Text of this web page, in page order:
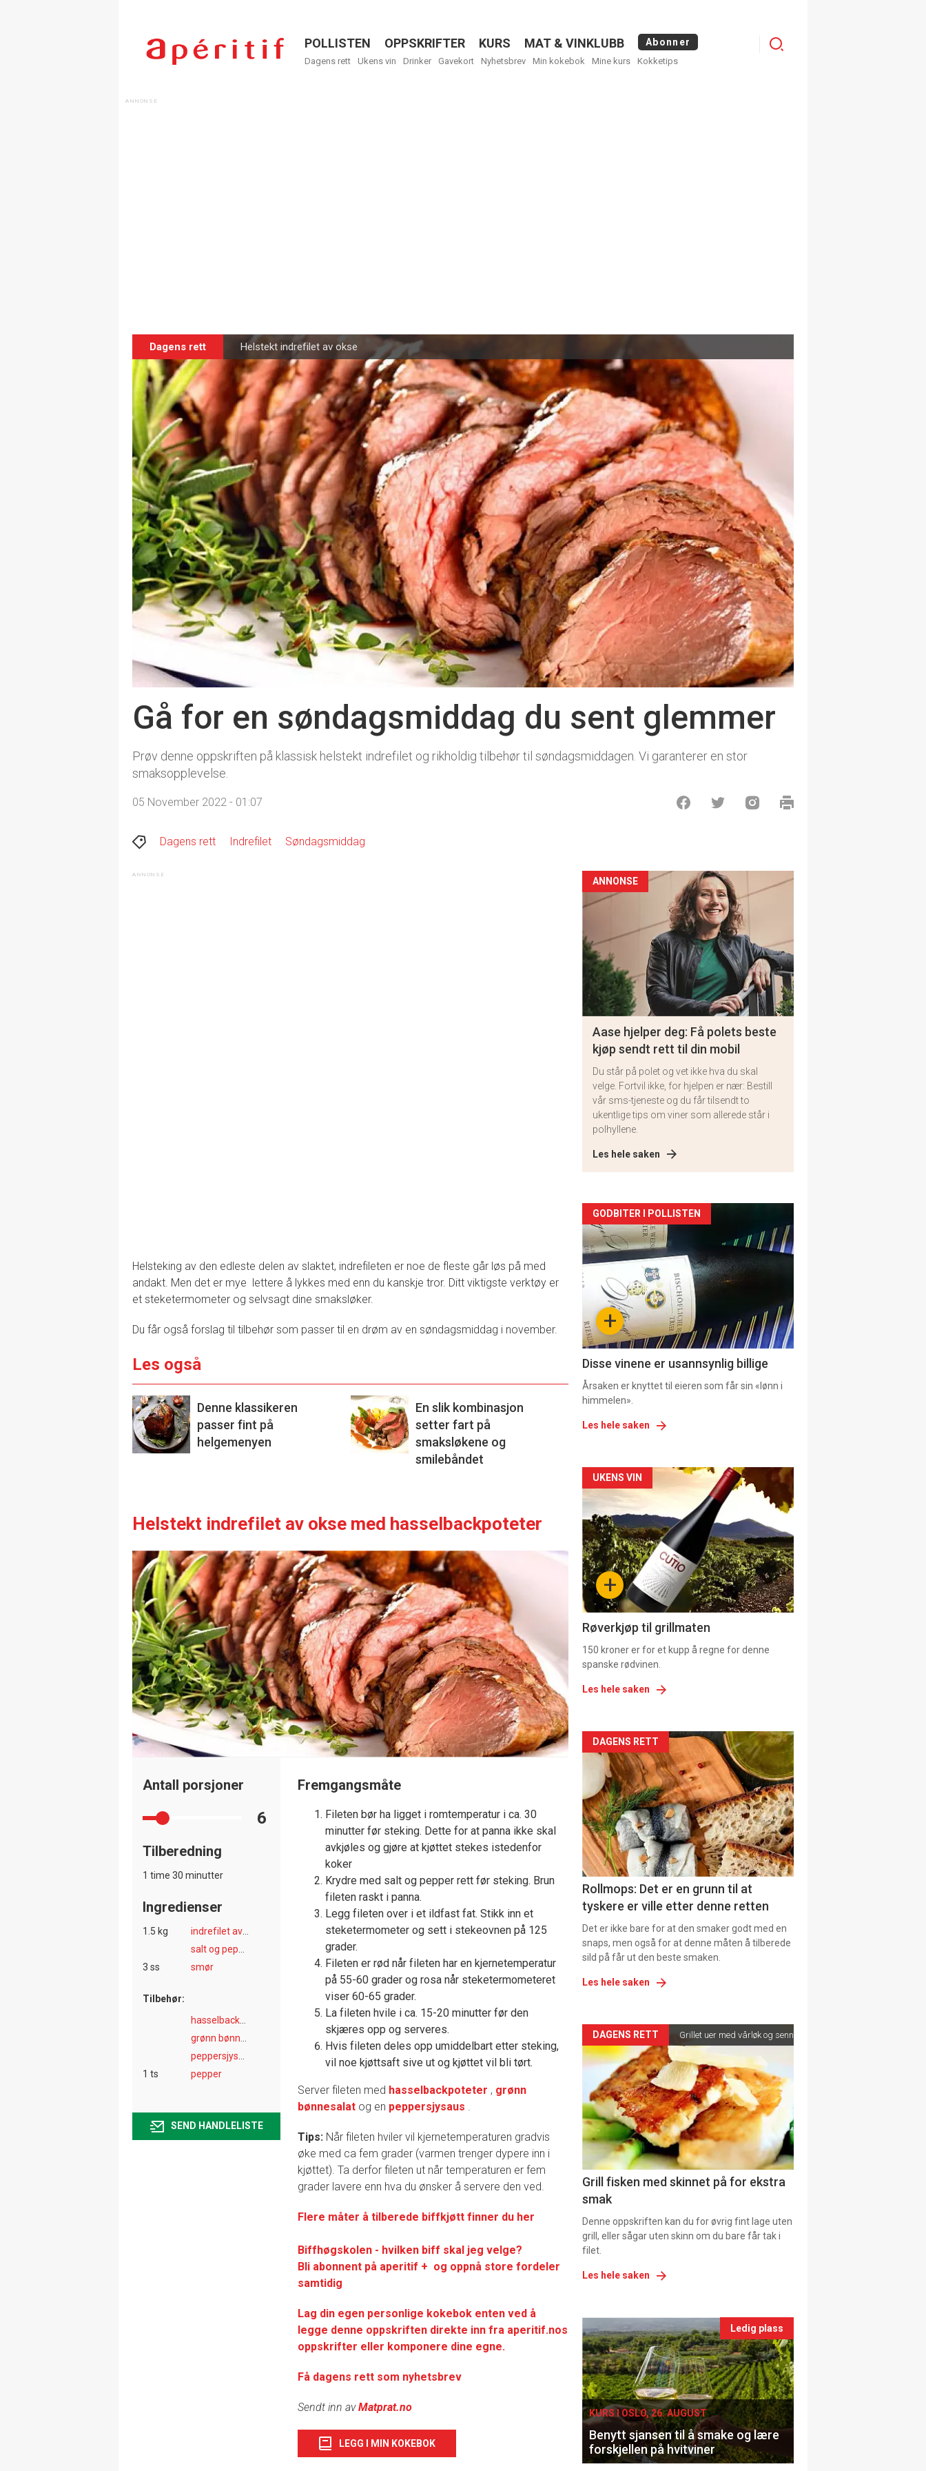
Menu
POLLISTEN OPPSKRIFTER KURS MAT & VINKLUBB Abonner
Dagens rett Ukens vin Drinker Gavekort Nyhetsbrev Min kokebok Mine kurs Kokketips
Logg
Dagens rett Helstekt indrefilet av okse
Gå for en søndagsmiddag du sent glemmer
Prøv denne oppskriften på klassisk helstekt indrefilet og rikholdig tilbehør til søndagsmiddagen. Vi garanterer en stor
smaksopplevelse.
05 November 2022 - 01:07
Dagens rett Indrefilet Søndagsmiddag
Helsteking av den edleste delen av slaktet, indrefileten er noe de fleste går løs på med
andakt. Men det er mye lettere å lykkes med enn du kanskje tror. Ditt viktigste verktøy er
et steketermometer og selvsagt dine smaksløker.
Du får også forslag til tilbehør som passer til en drøm av en søndagsmiddag i november.
Les også
Denne klassikeren
passer fint på
helgemenyen
En slik kombinasjon
setter fart på
smaksløkene og
smilebåndet
Helstekt indrefilet av okse med hasselbackpoteter
Antall porsjoner
6
Tilberedning
1 time 30 minutter
Ingredienser
1.5 kg
3 ss
smør
Tilbehør:
1 ts
pepper
SEND HANDLELISTE
Fremgangsmåte
Fileten bør ha ligget i romtemperatur i ca. 30
minutter før steking. Dette for at panna ikke skal
avkjøles og gjøre at kjøttet stekes istedenfor
koker
Krydre med salt og pepper rett før steking. Brun
fileten raskt i panna.
Legg fileten over i et ildfast fat. Stikk inn et
steketermometer og sett i stekeovnen på 125
grader.
Fileten er rød når fileten har en kjernetemperatur
på 55-60 grader og rosa når steketermometeret
viser 60-65 grader.
La fileten hvile i ca. 15-20 minutter før den
skjæres opp og serveres.
Hvis fileten deles opp umiddelbart etter steking,
vil noe kjøttsaft sive ut og kjøttet vil bli tørt.
Server fileten med hasselbackpoteter , grønn
bønnesalat og en peppersjysaus
Tips: Når fileten hviler vil kjernetemperaturen gradvis
øke med ca fem grader (varmen trenger dypere inn i
kjøttet). Ta derfor fileten ut når temperaturen er fem
grader lavere enn hva du ønsker å servere den ved.
Flere måter å tilberede biffkjøtt finner du her
Biffhøgskolen - hvilken biff skal jeg velge?
Bli abonnent på aperitif + og oppnå store fordeler
samtidig
Lag din egen personlige kokebok enten ved å
legge denne oppskriften direkte inn fra aperitif.nos
oppskrifter eller komponere dine egne.
Få dagens rett som nyhetsbrev
Sendt inn avMatprat.no
LEGG I MIN KOKEBOK
ANNONSE
Aase hjelper deg: Få polets beste
kjøp sendt rett til din mobil
Du står på polet og vet ikke hva du skal
velge. Fortvil ikke, for hjelpen er nær: Bestill
vår sms-tjeneste og du får tilsendt to
ukentlige tips om viner som allerede står i
polhyllene.
Les hele saken
Artikler
detail
-
section
11+
GODBITER I POLLISTEN
Disse vinene er usannsynlig billige
Årsaken er knyttet til eieren som får sin «lønn i
himmelen».
Les hele saken
Artikler
detail
-
section
11
Dagens
rett
+
UKENS VIN
Røverkjøp til grillmaten
150 kroner er for et kupp å regne for denne
spanske rødvinen.
Les hele saken
Artikler
detail
-
section
11
Dagens
rett
2
DAGENS RETT
Rollmops: Det er en grunn til at
tyskere er ville etter denne retten
Det er ikke bare for at den smaker godt med en
snaps, men også for at denne måten å tilberede
sild på får ut den beste smaken.
Les hele saken
Artikler
detail
-
section
11
Ukens
vin
DAGENS RETT Grillet uer med vårløk og sennepsvinaigrette
Grill fisken med skinnet på for ekstra
smak
Denne oppskriften kan du for øvrig fint lage uten
grill, eller sågar uten skinn om du bare får tak i
filet.
Les hele saken
Events
single
Ledig plass
KURS I OSLO, 26. AUGUST
Benytt sjansen til å smake og lære
forskjellen på hvitviner